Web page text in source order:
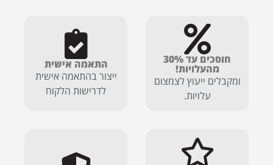
חוסכים עד 30%
מהעלויות!
ומקבלים ייעוץ לצמצום
עלויות.
התאמה אישית
ייצור בהתאמה אישית
לדרישות הלקוח